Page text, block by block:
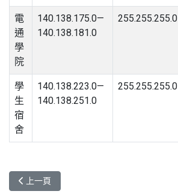
電
通
學
院
140.138.175.0—
140.138.181.0
255.255.255.0
學
生
宿
舍
140.138.223.0—
140.138.251.0
255.255.255.0
上一篇文章: 教授宿舍9號及11號 - IP一覽表
上一頁